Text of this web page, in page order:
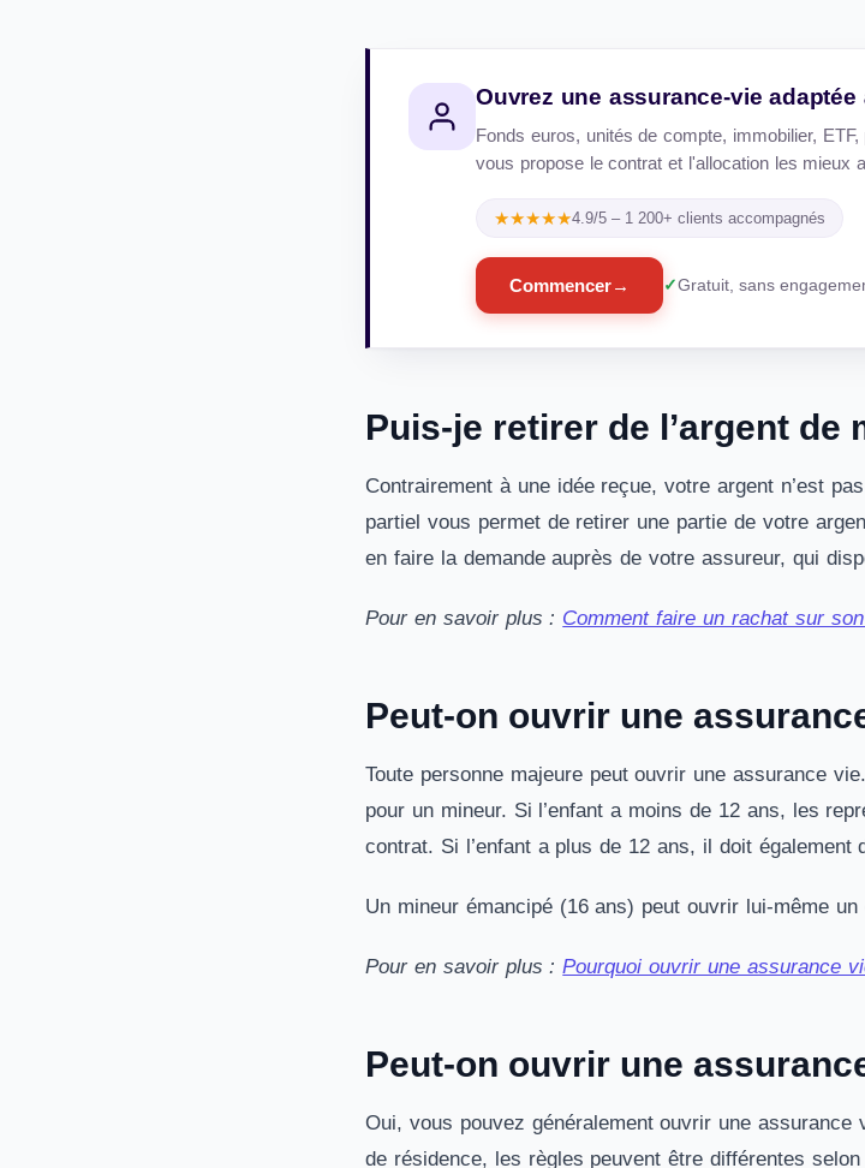
Ouvrez une assurance-vie
Fonds euros, unités de compte, immobilier,
vous propose le contrat et l'allocation les mieux
★★★★★4.9/5 – 1 200+ clients accompagnés
Commencer→ Gratuit, sans
Puis-je retirer de l’argent de
Contrairement à une idée reçue, votre argent n’est
partiel vous permet de retirer une partie de votre
en faire la demande auprès de votre assureur, qui
Pour en savoir plus : Comment faire un rachat sur
Peut-on ouvrir une
Toute personne majeure peut ouvrir une assurance
pour un mineur. Si l’enfant a moins de 12 ans, les
contrat. Si l’enfant a plus de 12 ans, il doit également
Un mineur émancipé (16 ans) peut ouvrir lui-même un
Pour en savoir plus :Pourquoi ouvrir une assurance
Peut-on ouvrir une
Oui, vous pouvez généralement ouvrir une
de résidence, les règles peuvent être différentes